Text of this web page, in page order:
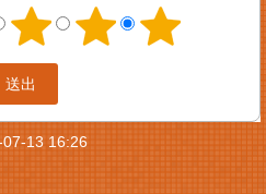
07-13 16:26